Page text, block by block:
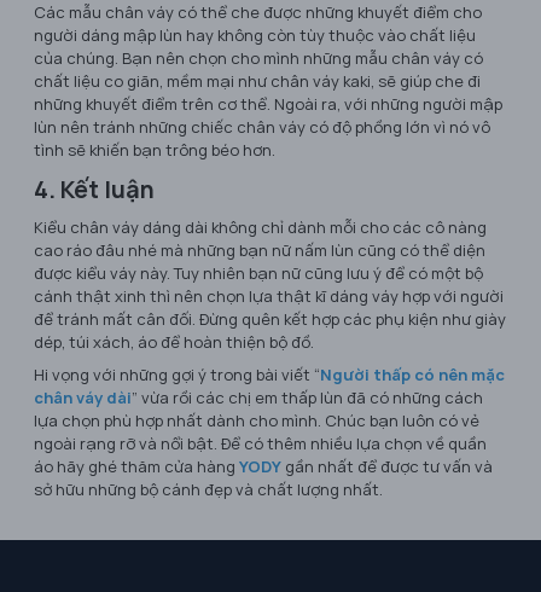
Các mẫu chân váy có thể che được những khuyết điểm cho
người dáng mập lùn hay không còn tùy thuộc vào chất liệu
của chúng. Bạn nên chọn cho mình những mẫu chân váy có
chất liệu co giãn, mềm mại như chân váy kaki, sẽ giúp che đi
những khuyết điểm trên cơ thể. Ngoài ra, với những người mập
lùn nên tránh những chiếc chân váy có độ phồng lớn vì nó vô
tình sẽ khiến bạn trông béo hơn.
4. Kết luận
Kiểu chân váy dáng dài không chỉ dành mỗi cho các cô nàng
cao ráo đâu nhé mà những bạn nữ nấm lùn cũng có thể diện
được kiểu váy này. Tuy nhiên bạn nữ cũng lưu ý để có một bộ
cánh thật xinh thì nên chọn lựa thật kĩ dáng váy hợp với người
để tránh mất cân đối. Đừng quên kết hợp các phụ kiện như giày
dép, túi xách, áo để hoàn thiện bộ đồ.
Hi vọng với những gợi ý trong bài viết “Người thấp có nên mặc
chân váy dài” vừa rồi các chị em thấp lùn đã có những cách
lựa chọn phù hợp nhất dành cho mình. Chúc bạn luôn có vẻ
ngoài rạng rỡ và nổi bật. Để có thêm nhiều lựa chọn về quần
áo hãy ghé thăm cửa hàng YODY gần nhất để được tư vấn và
sở hữu những bộ cánh đẹp và chất lượng nhất.